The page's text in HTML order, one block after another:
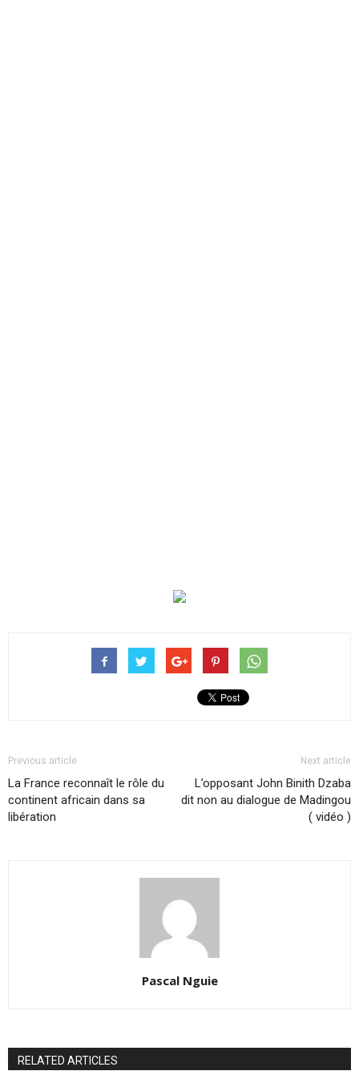
Previous article
La France reconnaît le rôle du
continent africain dans sa
libération
Next article
L’opposant John Binith Dzaba
dit non au dialogue de Madingou
( vidéo )
Pascal Nguie
RELATED ARTICLES